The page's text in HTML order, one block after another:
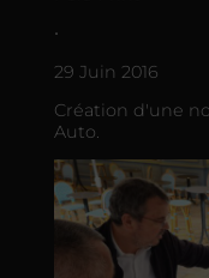
•
29 Juin 2016
Création d'une
Auto.